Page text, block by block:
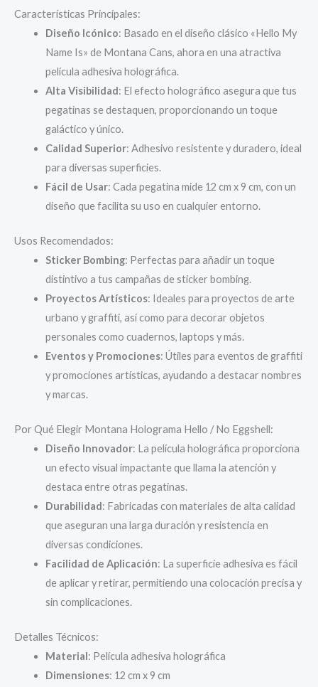
Características Principales:
Diseño Icónico: Basado en el diseño clásico «Hello My
Name Is» de Montana Cans, ahora en una atractiva
película adhesiva holográfica.
Alta Visibilidad: El efecto holográfico asegura que tus
pegatinas se destaquen, proporcionando un toque
galáctico y único.
Calidad Superior: Adhesivo resistente y duradero, ideal
para diversas superficies.
Fácil de Usar: Cada pegatina mide 12 cm x 9 cm, con un
diseño que facilita su uso en cualquier entorno.
Usos Recomendados:
Sticker Bombing: Perfectas para añadir un toque
distintivo a tus campañas de sticker bombing.
Proyectos Artísticos: Ideales para proyectos de arte
urbano y graffiti, así como para decorar objetos
personales como cuadernos, laptops y más.
Eventos y Promociones: Útiles para eventos de graffiti
y promociones artísticas, ayudando a destacar nombres
y marcas.
Por Qué Elegir Montana Holograma Hello / No Eggshell:
Diseño Innovador: La película holográfica proporciona
un efecto visual impactante que llama la atención y
destaca entre otras pegatinas.
Durabilidad: Fabricadas con materiales de alta calidad
que aseguran una larga duración y resistencia en
diversas condiciones.
Facilidad de Aplicación: La superficie adhesiva es fácil
de aplicar y retirar, permitiendo una colocación precisa y
sin complicaciones.
Detalles Técnicos:
Material: Película adhesiva holográfica
Dimensiones: 12 cm x 9 cm